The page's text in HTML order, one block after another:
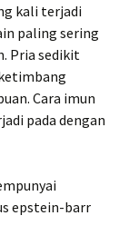
kali terjadi
paling sering
Pria sedikit
Cara imun
pada dengan
epstein-barr